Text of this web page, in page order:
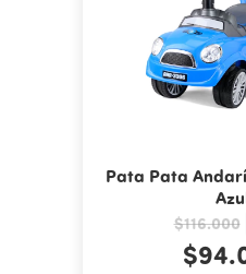
Pata Pata
$116.000